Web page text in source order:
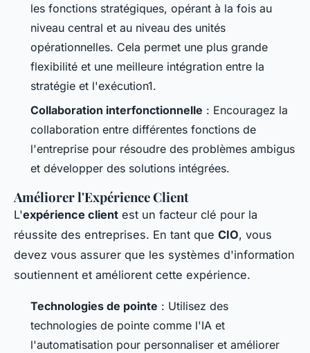
les fonctions stratégiques, opérant à la fois au
niveau central et au niveau des unités
opérationnelles. Cela permet une plus grande
flexibilité et une meilleure intégration entre la
stratégie et l'exécution1.
Collaboration interfonctionnelle : Encouragez la
collaboration entre différentes fonctions de
l'entreprise pour résoudre des problèmes ambigus
et développer des solutions intégrées.
Améliorer l'Expérience Client
L'expérience client est un facteur clé pour la
réussite des entreprises. En tant que CIO, vous
devez vous assurer que les systèmes d'information
soutiennent et améliorent cette expérience.
Technologies de pointe : Utilisez des
technologies de pointe comme l'IA et
l'automatisation pour personnaliser et améliorer